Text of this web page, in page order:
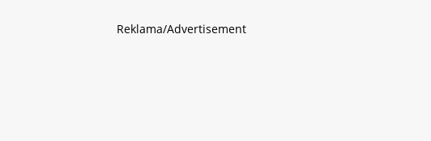
Reklama/Advertisement